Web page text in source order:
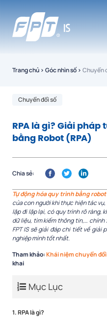
Trang chủ › Góc nhìn số› Chuyển
Chuyển đổi số
RPA là gì? Giải
bằng Robot (RPA)
Chia sẻ:
Tự động hóa quy trình bằng robot
của con người khi thực hiện tác
lặp đi lặp lại, có quy trình rõ ràng,
dữ liệu, tìm kiếm thông tin,… chính
FPT IS sẽ giải đáp chi tiết về giải
nghiệp mình tốt nhất.
Tham khảo:Khái niệm chuyển
khai
Mục Lục
1. RPA là gì?